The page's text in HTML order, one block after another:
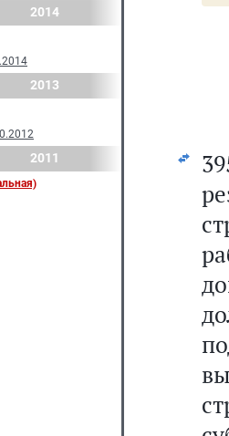
2014
2013
2011